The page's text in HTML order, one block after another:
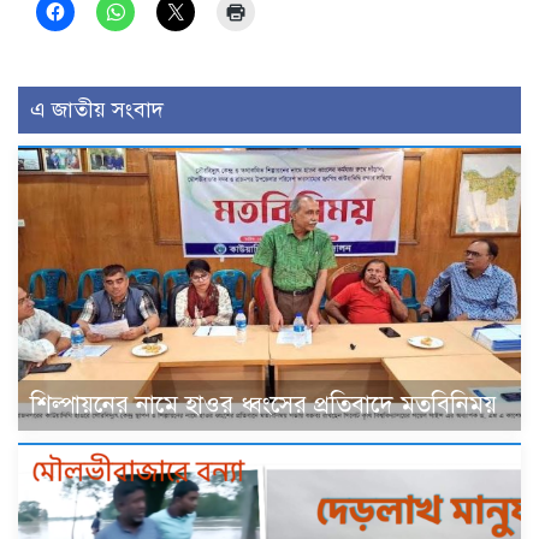
এ জাতীয় সংবাদ
শিল্পায়নের নামে হাওর ধ্বংসের প্রতিবাদে মতবিনিময়